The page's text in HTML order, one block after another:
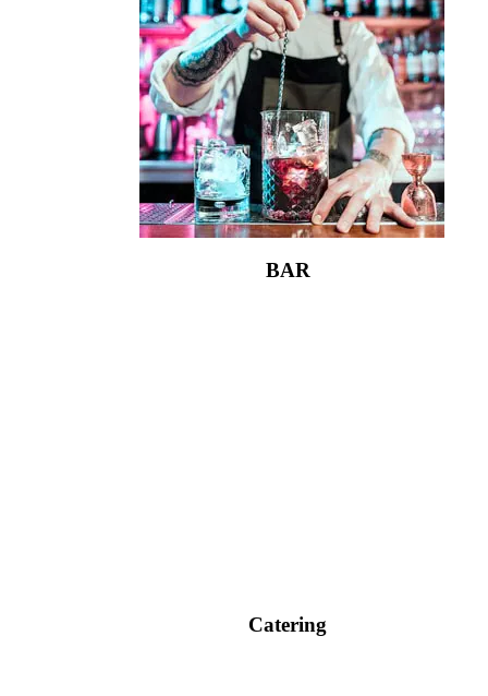
BAR
Catering